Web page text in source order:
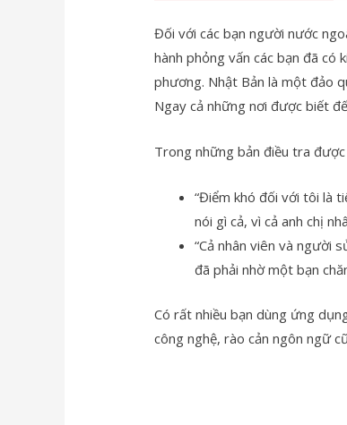
Đối với các bạn người nước
hành phỏng vấn các bạn đã có
phương. Nhật Bản là một đảo
Ngay cả những nơi được biết
Trong những bản điều tra
“Điểm khó đối với tôi là
nói gì cả, vì cả anh chị
“Cả nhân viên và người
đã phải nhờ một bạn
Có rất nhiều bạn dùng ứng
công nghệ, rào cản ngôn ngữ